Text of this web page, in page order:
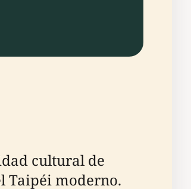
cultural de
Taipéi moderno.